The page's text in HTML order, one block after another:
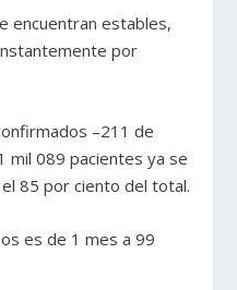
encuentran estables,
por
–211 de
089 pacientes ya se
85 por ciento del total.
es de 1 mes a 99